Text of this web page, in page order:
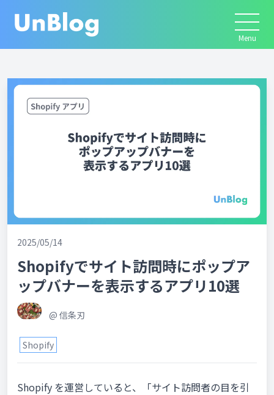
2025/05/14
Shopifyでサイト訪問時にポップア
ップバナーを表示するアプリ10選
@ 信条刃
Shopify
Shopify を運営していると、「サイト訪問者の目を引